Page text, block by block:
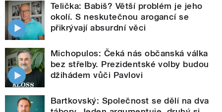
Telička: Babiš? Větší problém je jeho
okolí. S neskutečnou arogancí se
přikrývají absurdní věci
Michopulos: Čeká nás občanská válka
bez střelby. Prezidentské volby budou
džihádem vůči Pavlovi
Bartkovský: Společnost se dělí na dva